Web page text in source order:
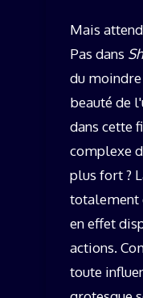
Mais
Pas dans
du moindre
beauté de
dans cette
complexe
plus fort ?
totalement
en effet
actions.
toute